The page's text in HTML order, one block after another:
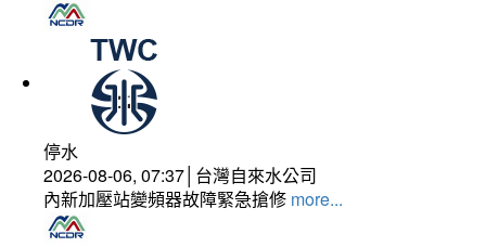
停水
2026-08-06, 07:37│台灣自來水公司
內新加壓站變頻器故障緊急搶修 more...